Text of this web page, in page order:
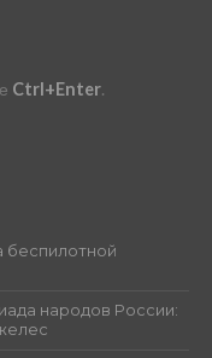
Ctrl+Enter.
народов России: